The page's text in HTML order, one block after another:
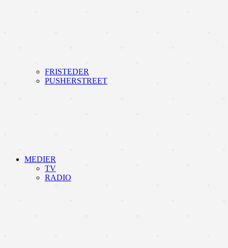
FRISTEDER
PUSHERSTREET
MEDIER
TV
RADIO